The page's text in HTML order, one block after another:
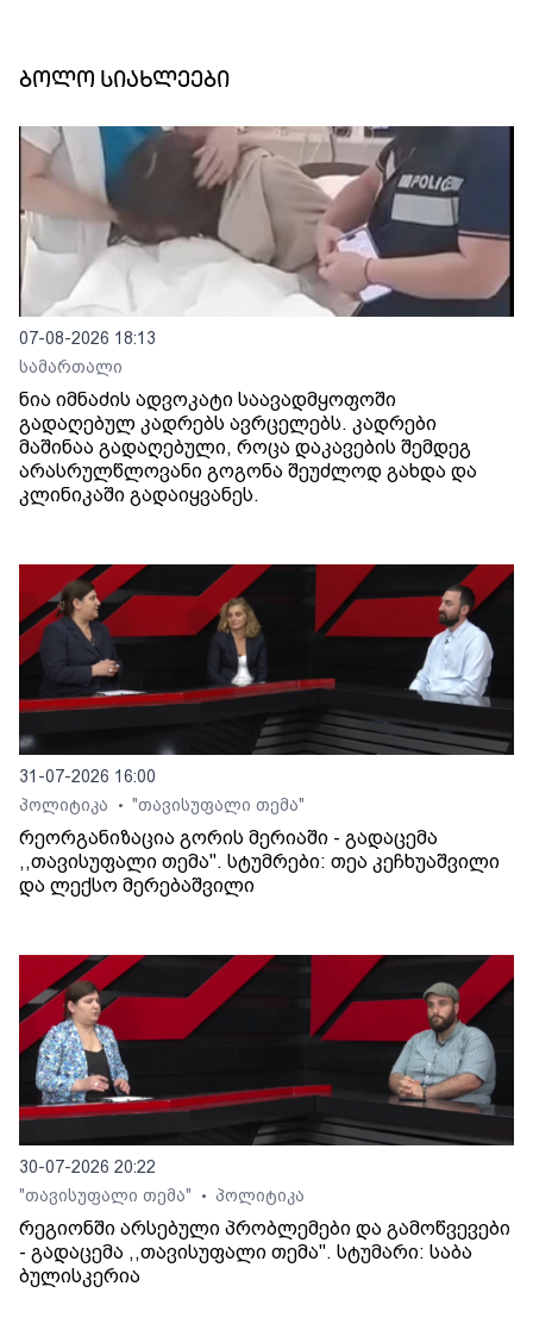
ბოლო სიახლეები
07-08-2026 18:13
სამართალი
ნია იმნაძის ადვოკატი საავადმყოფოში
გადაღებულ კადრებს ავრცელებს. კადრები
მაშინაა გადაღებული, როცა დაკავების შემდეგ
არასრულწლოვანი გოგონა შეუძლოდ გახდა და
კლინიკაში გადაიყვანეს.
31-07-2026 16:00
პოლიტიკა
• "თავისუფალი თემა"
რეორგანიზაცია გორის მერიაში - გადაცემა
,,თავისუფალი თემა". სტუმრები: თეა კეჩხუაშვილი
და ლექსო მერებაშვილი
30-07-2026 20:22
"თავისუფალი თემა"
• პოლიტიკა
რეგიონში არსებული პრობლემები და გამოწვევები
- გადაცემა ,,თავისუფალი თემა". სტუმარი: საბა
ბულისკერია